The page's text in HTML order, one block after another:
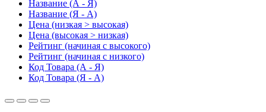
Название (А - Я)
Название (Я - А)
Цена (низкая > высокая)
Цена (высокая > низкая)
Рейтинг (начиная с высокого)
Рейтинг (начиная с низкого)
Код Товара (А - Я)
Код Товара (Я - А)